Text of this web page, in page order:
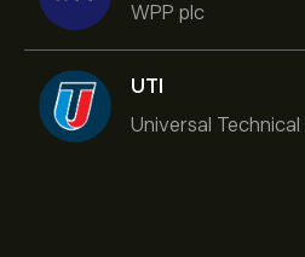
WPP plc
UTI
Universal